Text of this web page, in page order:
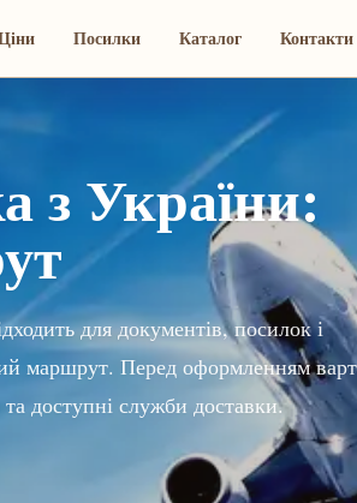
Посилки Каталог Контакти
з України:
для документів, посилок і
маршрут. Перед оформленням
доступні служби доставки.